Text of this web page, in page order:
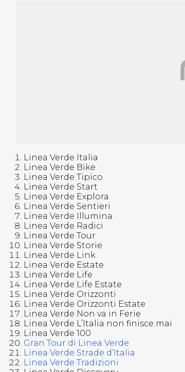
Linea Verde Italia
Linea Verde Bike
Linea Verde Tipico
Linea Verde Start
Linea Verde Explora
Linea Verde Sentieri
Linea Verde Illumina
Linea Verde Radici
Linea Verde Tour
Linea Verde Storie
Linea Verde Link
Linea Verde Estate
Linea Verde Life
Linea Verde Life Estate
Linea Verde Orizzonti
Linea Verde Orizzonti Estate
Linea Verde Non va in Ferie
Linea Verde L’Italia non finisce mai
Linea Verde 100
Gran Tour di Linea Verde
Linea Verde Strade d’Italia
Linea Verde Tradizioni